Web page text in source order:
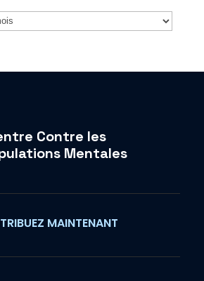
Contre les
Mentales
MAINTENANT